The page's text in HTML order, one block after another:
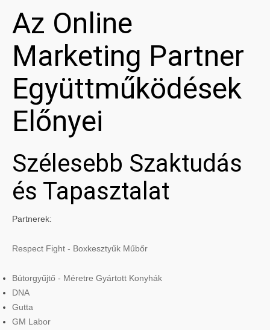
Az Online
Marketing Partner
Együttműködések
Előnyei
Szélesebb Szaktudás
és Tapasztalat
Partnerek:
Respect Fight - Boxkesztyűk Műbőr
Bútorgyűjtő - Méretre Gyártott Konyhák
DNA
Gutta
GM Labor